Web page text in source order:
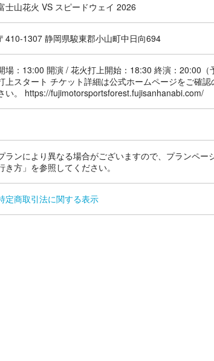
士山花火 VS スピードウェイ 2026
410-1307 静岡県駿東郡小山町中日向694
場：13:00 開演 / 花火打上開始：18:30 終演：20:00（
上スタート チケット詳細は公式ホームページをご確
い。 https://fujimotorsportsforest.fujisanhanabi.com/
ランにより異なる場合がございますので、プランペー
き方」を参照してください。
定商取引法に関する表示